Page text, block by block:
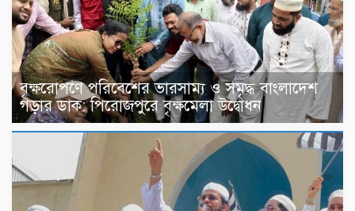
বৃক্ষরোপণে পরিবেশের ভারসাম্য ও সমৃদ্ধ বাংলাদেশ
গড়ার ডাক: পিরোজপুরে বৃক্ষমেলা উদ্বোধন